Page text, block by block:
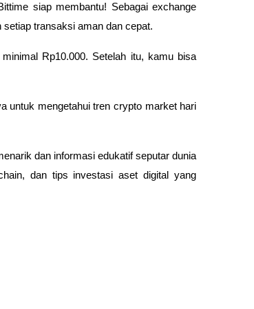
siap membantu! Sebagai exchange
transaksi aman dan cepat.
Rp10.000. Setelah itu, kamu bisa
untuk mengetahui tren crypto market hari
dan informasi edukatif seputar dunia
dan tips investasi aset digital yang